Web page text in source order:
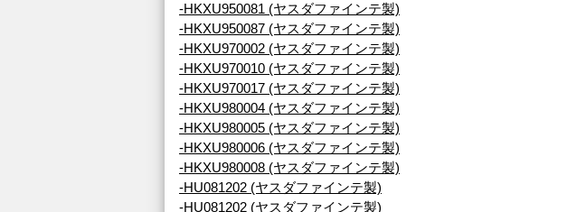
-HKXU950081 (ヤスダファインテ製)
-HKXU950087 (ヤスダファインテ製)
-HKXU970002 (ヤスダファインテ製)
-HKXU970010 (ヤスダファインテ製)
-HKXU970017 (ヤスダファインテ製)
-HKXU980004 (ヤスダファインテ製)
-HKXU980005 (ヤスダファインテ製)
-HKXU980006 (ヤスダファインテ製)
-HKXU980008 (ヤスダファインテ製)
-HU081202 (ヤスダファインテ製)
-HU081202 (ヤスダファインテ製)